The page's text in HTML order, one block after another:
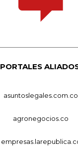
PORTALES
asuntoslegales.com.co
agronegocios.co